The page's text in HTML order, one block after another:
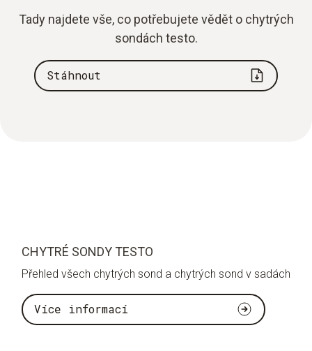
Tady najdete vše, co potřebujete vědět o chytrých
sondách testo.
Stáhnout
CHYTRÉ SONDY TESTO
Přehled všech chytrých sond a chytrých sond v sadách
Více informací